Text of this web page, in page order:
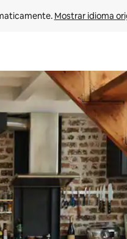
Mostrar idioma